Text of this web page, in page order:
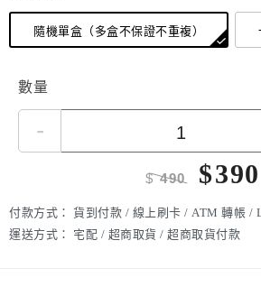
隨機單盒（多盒不保證不重複）
數量
-
$490 $390
付款方式：
貨到付款 / 線上刷卡 / ATM 轉帳 /
運送方式：
宅配 / 超商取貨 / 超商取貨付款